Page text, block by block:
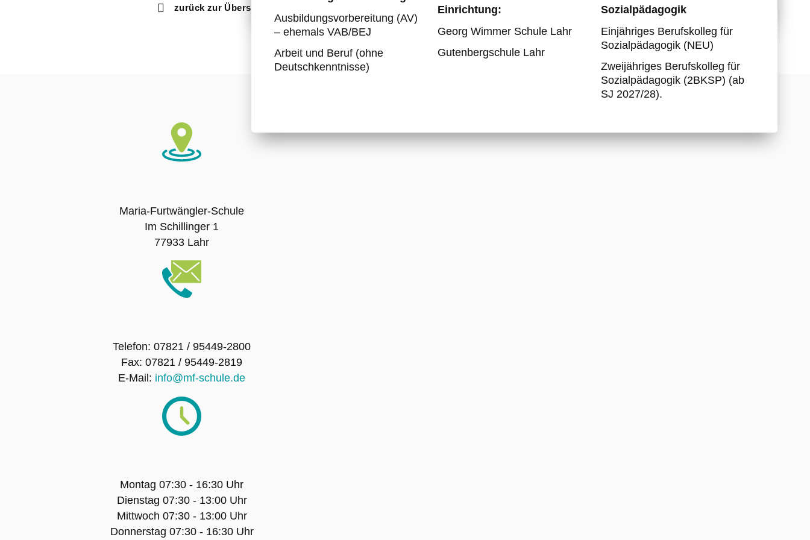
Berufs- und Studienwahl
Ausbildungsvorbereitung (AV)
– ehemals VAB/BEJ
Arbeit und Beruf (ohne
Deutschkenntnisse)
Einrichtung:
Georg Wimmer Schule Lahr
Gutenbergschule Lahr
Sozialpädagogik
Einjähriges Berufskolleg für
Sozialpädagogik (NEU)
Zweijähriges Berufskolleg für
Sozialpädagogik (2BKSP) (ab
SJ 2027/28).
zurück zur Übersicht
Maria-Furtwängler-Schule
Im Schillinger 1
77933 Lahr
Telefon: 07821 / 95449-2800
Fax: 07821 / 95449-2819
E-Mail: info@mf-schule.de
Montag 07:30 - 16:30 Uhr
Dienstag 07:30 - 13:00 Uhr
Mittwoch 07:30 - 13:00 Uhr
Donnerstag 07:30 - 16:30 Uhr